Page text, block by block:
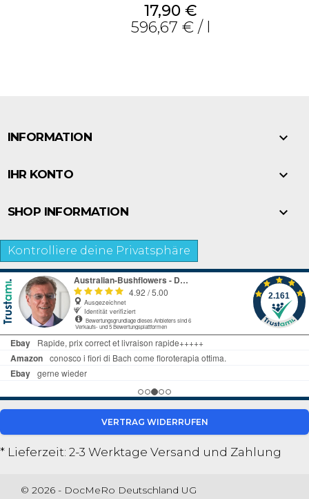
Preis
17,90 €
596,67 € / l
INFORMATION 
IHR KONTO 
SHOP INFORMATION 
Kontrolliere deine Privatsphäre
VERTRAG WIDERRUFEN
* Lieferzeit: 2-3 Werktage Versand und Zahlung
© 2026 - DocMeRo Deutschland UG